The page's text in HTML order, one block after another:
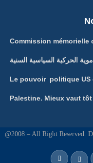
Commission mémorielle
الحركية السياسية السنية
Le pouvoir politique US
Palestine. Mieux vaut
@2008 – All Right Reserved.